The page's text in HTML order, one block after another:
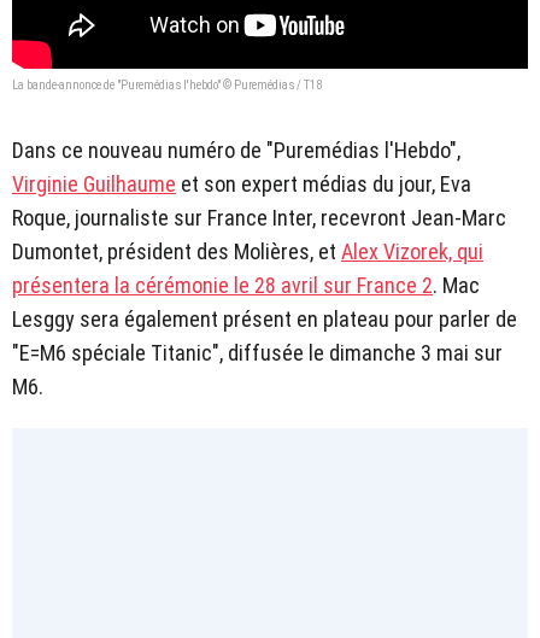
La bande-annonce de "Puremédias l'hebdo" © Puremédias / T18
Dans ce nouveau numéro de "Puremédias l'Hebdo",
Virginie Guilhaume et son expert médias du jour, Eva
Roque, journaliste sur France Inter, recevront Jean-Marc
Dumontet, président des Molières, et Alex Vizorek, qui
présentera la cérémonie le 28 avril sur France 2. Mac
Lesggy sera également présent en plateau pour parler de
"E=M6 spéciale Titanic", diffusée le dimanche 3 mai sur
M6.